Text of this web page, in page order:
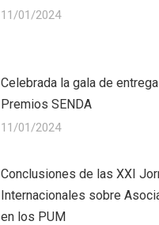
11/01/2024
Celebrada la gala de
Premios SENDA
11/01/2024
Conclusiones de las XXI
Internacionales sobre
en los PUM